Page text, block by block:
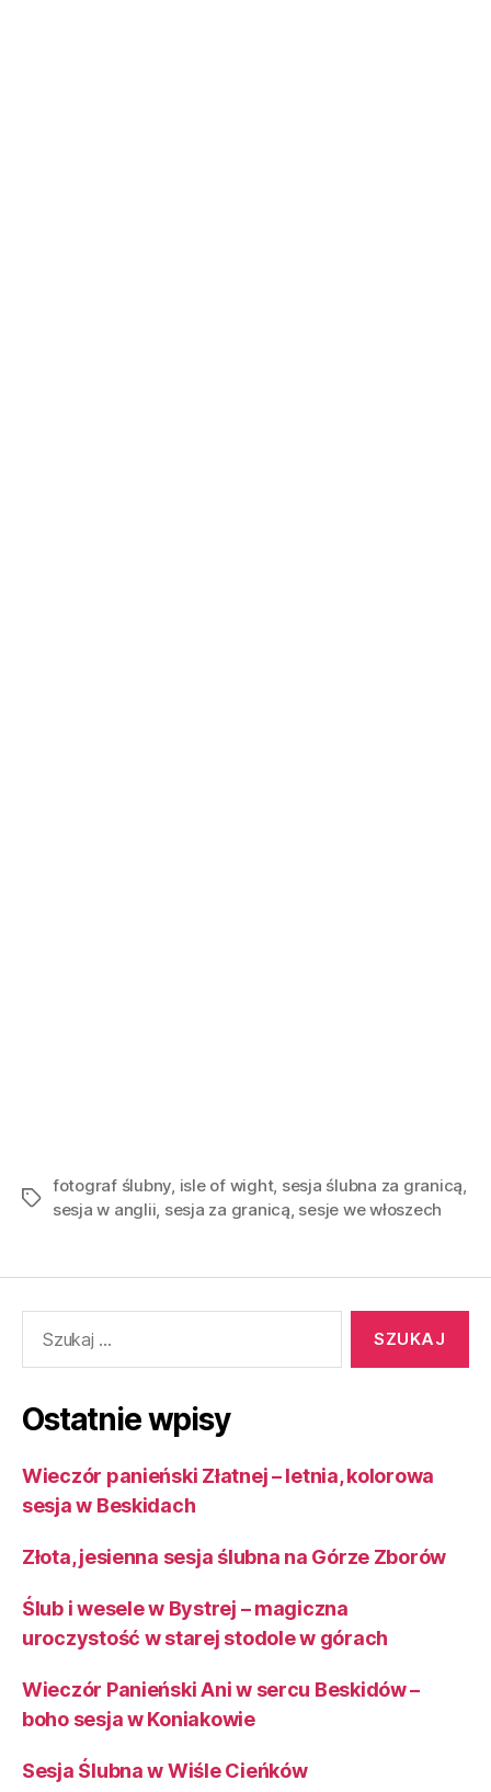
fotograf ślubny isle of wight, sesja ślubna za granicą
sesja w anglii sesja za granicą sesje we włoszech
Ostatnie wpisy
Wieczór panieński Złatnej – letnia, kolorowa
sesja w Beskidach
Złota, jesienna sesja ślubna na Górze Zborów
Ślub i wesele w Bystrej – magiczna
uroczystość w starej stodole w górach
Wieczór Panieński Ani w sercu Beskidów –
boho sesja w Koniakowie
Sesja Ślubna w Wiśle Cieńków